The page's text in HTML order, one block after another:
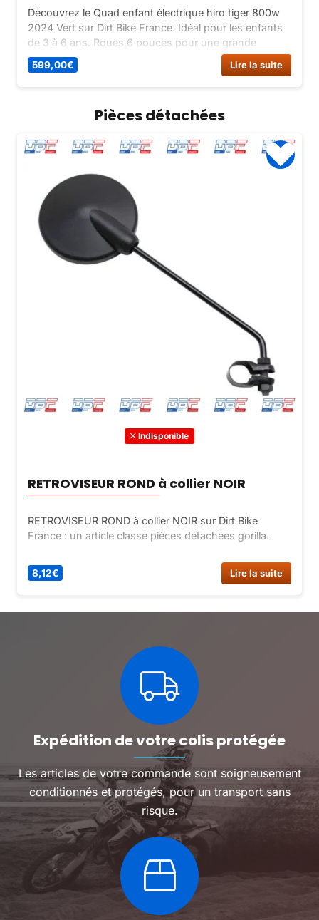
Découvrez le Quad enfant électrique hiro tiger 800w
2024 Vert sur Dirt Bike France. Idéal pour les enfants
de 3 à 6 ans. Roues 6 pouces pour une grande
maniabilité. Livré avec chargeur. Contactez-nous pour
plus d’informations.
599,00€ Lire la suite
Pièces détachées
Indisponible
RETROVISEUR ROND à collier NOIR
RETROVISEUR ROND à collier NOIR sur Dirt Bike
France : un article classé pièces détachées gorilla.
8,12€ Lire la suite
Expédition de votre colis protégée
Les articles de votre commande sont soigneusement
conditionnés et protégés, pour un transport sans
risque.